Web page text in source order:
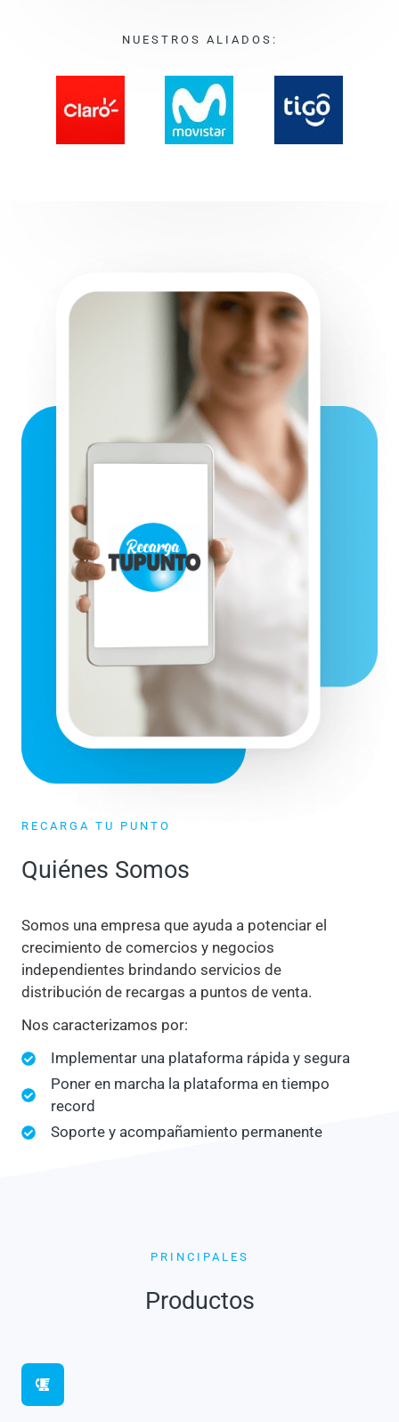
NUESTROS ALIADOS:
RECARGA TU PUNTO
Quiénes Somos
Somos una empresa que ayuda a potenciar el
crecimiento de comercios y negocios
independientes brindando servicios de
distribución de recargas a puntos de venta.
Nos caracterizamos por:
Implementar una plataforma rápida y segura
Poner en marcha la plataforma en tiempo
record
Soporte y acompañamiento permanente
PRINCIPALES
Productos